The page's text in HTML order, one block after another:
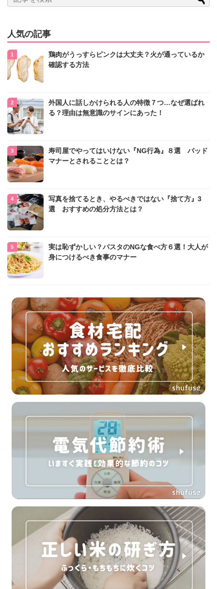
人気の記事
鶏肉がうっすらピンクは大丈夫？火が通っているか
確認する方法
外国人に話しかけられる人の特徴７つ…なぜ選ばれ
る？理由は無意識のサインにあった！
寿司屋でやってはいけない『NG行為』８選 バッド
マナーとされることとは？
写真を捨てるとき、やるべきではない『捨て方』3
選 おすすめの処分方法とは？
実は恥ずかしい？パスタのNGな食べ方６選！大人が
身につけるべき食事のマナー